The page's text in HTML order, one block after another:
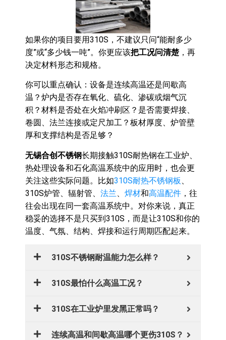
如果你的项目要用310S，不建议只问“能耐多少
度”或“多少钱一吨”。你更应该把工况问清楚，再
决定材料形态和规格。
你可以重点确认：设备是连续高温还是间歇高
温？炉内是否存在氧化、硫化、渗碳或烟气沉
积？材料是否处在火焰冲刷区？是否需要焊接、
卷圆、法兰连接或定尺加工？板材厚度、炉管壁
厚和支撑结构是否足够？
无锡合创不锈钢长期接触310S耐热钢在工业炉、
热处理设备和石化高温系统中的应用时，也会更
关注这些实际问题。比如310S耐热不锈钢板
310S炉管、辐射管、 法兰 焊材和高温配件 ，往
往会出现在同一套高温系统中。对你来说，真正
稳妥的选择不是只买到310S，而是让310S和你的
温度、气氛、结构、焊接和运行周期匹配起来。
310S不锈钢耐温能力怎么样？
310S最怕什么高温工况？
310S在工业炉里发黑正常吗？
连续高温和间歇高温哪个更伤310S？